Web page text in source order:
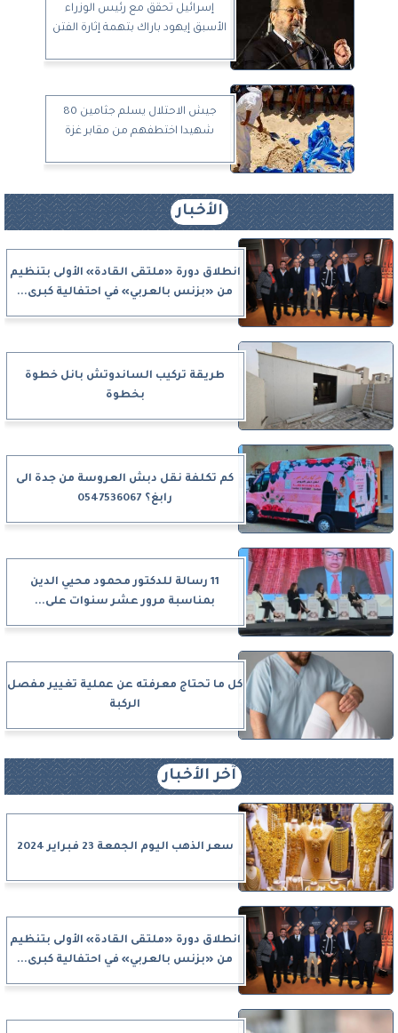
إسرائيل تحقق مع رئيس الوزراء
الأسبق إيهود باراك بتهمة إثارة الفتن
جيش الاحتلال يسلم جثامين 80
شهيدا اختطفهم من مقابر غزة
الأخبار
انطلاق دورة «ملتقى القادة» الأولى بتنظيم
من «بزنس بالعربي» في احتفالية كبرى...
طريقة تركيب الساندوتش بانل خطوة
بخطوة
كم تكلفة نقل دبش العروسة من جدة الى
رابغ؟ 0547536067
11 رسالة للدكتور محمود محيي الدين
بمناسبة مرور عشر سنوات على...
كل ما تحتاج معرفته عن عملية تغيير مفصل
الركبة
آخر الأخبار
سعر الذهب اليوم الجمعة 23 فبراير 2024
انطلاق دورة «ملتقى القادة» الأولى بتنظيم
من «بزنس بالعربي» في احتفالية كبرى...